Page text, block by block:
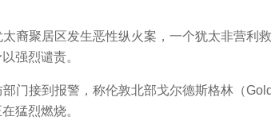
聚居区发生恶性纵火案，一个犹太非营利
强烈谴责。
接到报警，称伦敦北部戈尔德斯格林（
猛烈燃烧。